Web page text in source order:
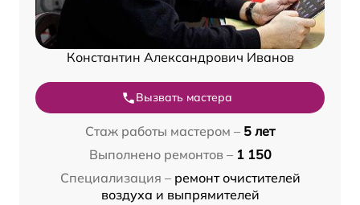
Константин Александрович Иванов
Вызвать мастера
Стаж работы мастером – 5 лет
Выполнено ремонтов – 1 150
Специализация – ремонт очистителей
воздуха и выпрямителей